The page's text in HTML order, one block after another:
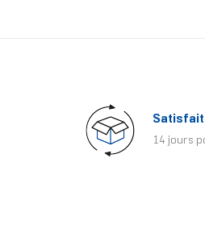
Satisfait
14 jours